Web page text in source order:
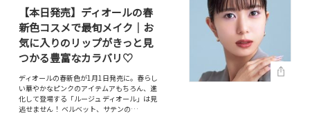
【本日発売】ディオールの春
新色コスメで最旬メイク｜お
気に入りのリップがきっと見
つかる豊富なカラバリ♡
ディオールの春新色が1月1日発売に。春らし
い華やかなピンクのアイテムアもちろん、進
化して登場する「ルージュ ディオール」は見
逃せません！ ベルベット、サテンの…